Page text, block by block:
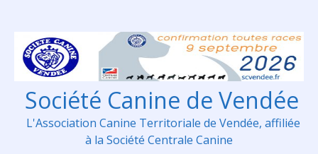
content
Société Canine de Vendée
L'Association Canine Territoriale de Vendée, affiliée
à la Société Centrale Canine